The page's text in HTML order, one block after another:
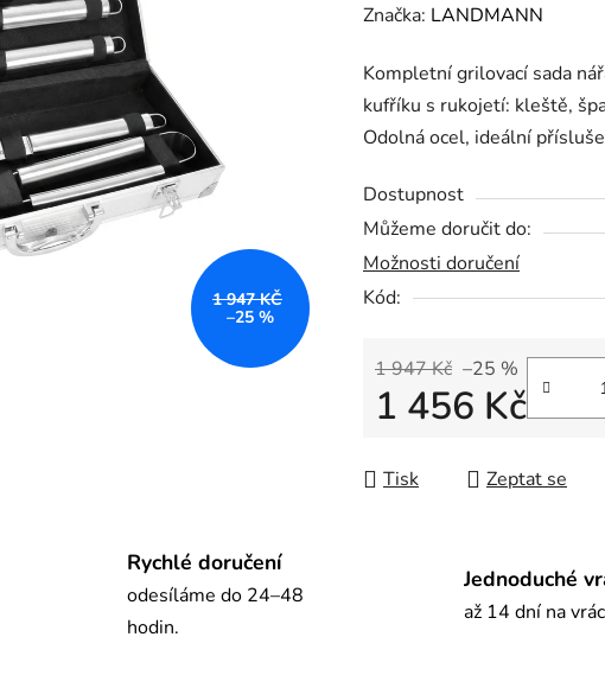
hodnocení
je
0,0
z
hvězdiček.
Značka: LANDMANN
Kompletní grilovací sada
kufříku s rukojetí: kleště,
Odolná ocel, ideální
Dostupnost
Můžeme doručit do:
Možnosti doručení
Kód:
1 947 Kč –25 %
1 456 Kč
Tisk Zeptat se
1 947 KČ
–25 %
Rychlé doručení
odesíláme do 24–48
hodin.
Jednoduché
až 14 dní na